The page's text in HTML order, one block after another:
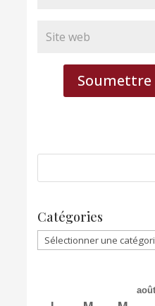
Catégories
Catégories